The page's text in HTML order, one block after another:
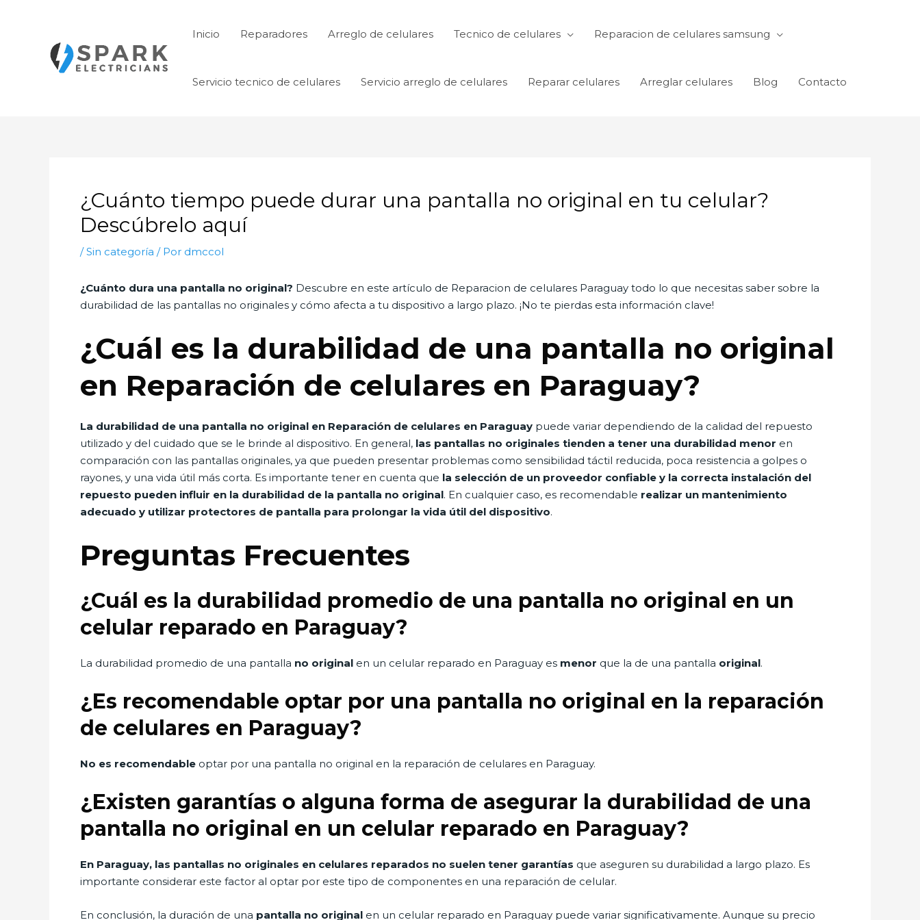
Inicio Reparadores Arreglo de celulares Tecnico de celulares Reparacion de celulares samsung
Servicio tecnico de celulares Servicio arreglo de celulares Reparar celulares Arreglar celulares Blog Contacto
¿Cuánto tiempo puede durar una pantalla no original en tu celular?
Descúbrelo aquí
/Sin categoría / Por dmccol
¿Cuánto dura una pantalla no original? Descubre en este artículo de Reparacion de celulares Paraguay todo lo que necesitas saber sobre la
durabilidad de las pantallas no originales y cómo afecta a tu dispositivo a largo plazo. ¡No te pierdas esta información clave!
¿Cuál es la durabilidad de una pantalla no original
en Reparación de celulares en Paraguay?
La durabilidad de una pantalla no original en Reparación de celulares en Paraguay puede variar dependiendo de la calidad del repuesto
utilizado y del cuidado que se le brinde al dispositivo. En general, las pantallas no originales tienden a tener una durabilidad menor en
comparación con las pantallas originales, ya que pueden presentar problemas como sensibilidad táctil reducida, poca resistencia a golpes o
rayones, y una vida útil más corta. Es importante tener en cuenta que la selección de un proveedor confiable y la correcta instalación del
repuesto pueden influir en la durabilidad de la pantalla no original. En cualquier caso, es recomendable realizar un mantenimiento
adecuado y utilizar protectores de pantalla para prolongar la vida útil del dispositivo.
Preguntas Frecuentes
¿Cuál es la durabilidad promedio de una pantalla no original en un
celular reparado en Paraguay?
La durabilidad promedio de una pantalla no original en un celular reparado en Paraguay es menor que la de una pantalla original.
¿Es recomendable optar por una pantalla no original en la reparación
de celulares en Paraguay?
No es recomendable optar por una pantalla no original en la reparación de celulares en Paraguay.
¿Existen garantías o alguna forma de asegurar la durabilidad de una
pantalla no original en un celular reparado en Paraguay?
En Paraguay, las pantallas no originales en celulares reparados no suelen tener garantías que aseguren su durabilidad a largo plazo. Es
importante considerar este factor al optar por este tipo de componentes en una reparación de celular.
En conclusión, la duración de una pantalla no original en un celular reparado en Paraguay puede variar significativamente. Aunque su precio